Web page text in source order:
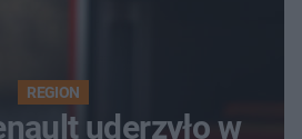
REGION
uderzyło w